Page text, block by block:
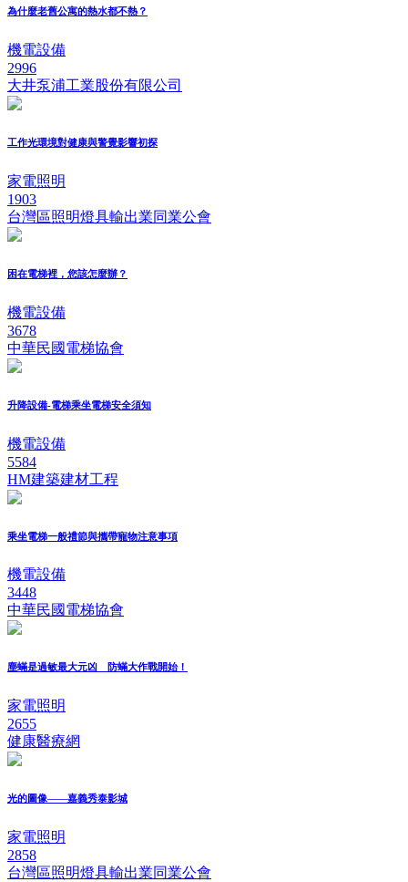
為什麼老舊公寓的熱水都不熱？
機電設備
2996
大井泵浦工業股份有限公司
工作光環境對健康與警覺影響初探
家電照明
1903
台灣區照明燈具輸出業同業公會
困在電梯裡，您該怎麼辦？
機電設備
3678
中華民國電梯協會
升降設備-電梯乘坐電梯安全須知
機電設備
5584
HM建築建材工程
乘坐電梯一般禮節與攜帶寵物注意事項
機電設備
3448
中華民國電梯協會
塵蟎是過敏最大元凶 防蟎大作戰開始！
家電照明
2655
健康醫療網
光的圖像——嘉義秀泰影城
家電照明
2858
台灣區照明燈具輸出業同業公會